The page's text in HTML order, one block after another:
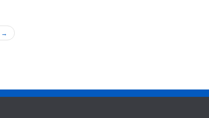
→